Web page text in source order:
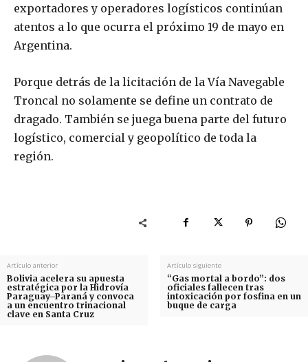
exportadores y operadores logísticos continúan
atentos a lo que ocurra el próximo 19 de mayo en
Argentina.
Porque detrás de la licitación de la Vía Navegable
Troncal no solamente se define un contrato de
dragado. También se juega buena parte del futuro
logístico, comercial y geopolítico de toda la
región.
Artículo anterior
Bolivia acelera su apuesta
estratégica por la Hidrovía
Paraguay–Paraná y convoca
a un encuentro trinacional
clave en Santa Cruz
Artículo siguiente
“Gas mortal a bordo”: dos
oficiales fallecen tras
intoxicación por fosfina en un
buque de carga